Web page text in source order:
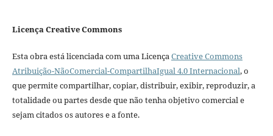
Licença Creative Commons
Esta obra está licenciada com uma LicençaCreative Commons
Atribuição-NãoComercial-CompartilhaIgual 4.0 Internacional, o
que permite compartilhar, copiar, distribuir, exibir, reproduzir, a
totalidade ou partes desde que não tenha objetivo comercial e
sejam citados os autores e a fonte.